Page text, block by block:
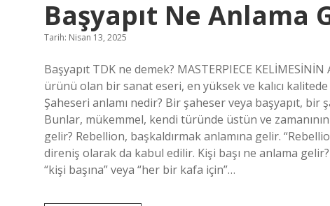
Başyapıt Ne Anlama
Tarih: Nisan 13, 2025
Başyapıt TDK ne demek? MASTERPIECE
ürünü olan bir sanat eseri, en yüksek ve kalıcı
Şaheseri anlamı nedir? Bir şaheser veya başyapıt, bir
Bunlar, mükemmel, kendi türünde üstün ve
gelir? Rebellion, başkaldırmak anlamına gelir.
direniş olarak da kabul edilir. Kişi başı ne anlama
“kişi başına” veya “her bir kafa için”…